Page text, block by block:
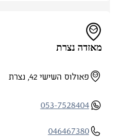
מאזדה נצרת
פאולוס השישי 42, נצרת
053-7528404
046467380